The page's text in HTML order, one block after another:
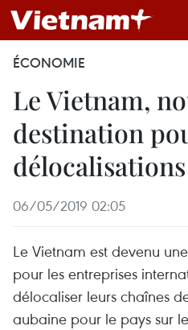
ÉCONOMIE
Le Vietnam,
destination
délocalisations
06/05/2019 02:05
Le Vietnam est devenu
pour les entreprises
délocaliser leurs chaînes
aubaine pour le pays sur